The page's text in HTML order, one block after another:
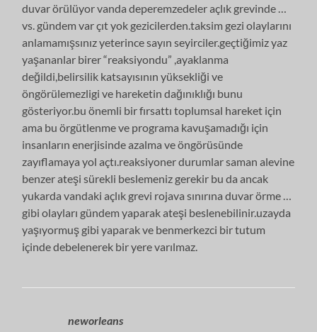
duvar örülüyor vanda deperemzedeler açlık grevinde …
vs. gündem var çıt yok gezicilerden.taksim gezi olaylarını
anlamamışsınız yeterince sayın seyirciler.geçtiğimiz yaz
yaşananlar birer “reaksiyondu” ,ayaklanma
değildi,belirsilik katsayısının yüksekliği ve
öngörülemezligi ve hareketin dağınıklığı bunu
gösteriyor.bu önemli bir fırsattı toplumsal hareket için
ama bu örgütlenme ve programa kavuşamadığı için
insanların enerjisinde azalma ve öngörüsünde
zayıflamaya yol açtı.reaksiyoner durumlar saman alevine
benzer ateşi sürekli beslemeniz gerekir bu da ancak
yukarda vandaki açlık grevi rojava sınırına duvar örme …
gibi olayları gündem yaparak ateşi beslenebilinir.uzayda
yaşıyormuş gibi yaparak ve benmerkezci bir tutum
içinde debelenerek bir yere varılmaz.
neworleans